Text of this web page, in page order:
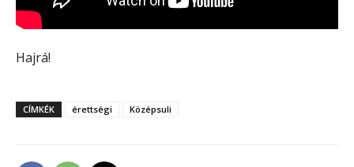
Hajrá!
CÍMKÉK érettségi Középsuli